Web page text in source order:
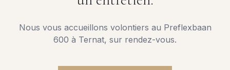
Nous vous accueillons volontiers au Preflexbaan
600 à Ternat, sur rendez-vous.